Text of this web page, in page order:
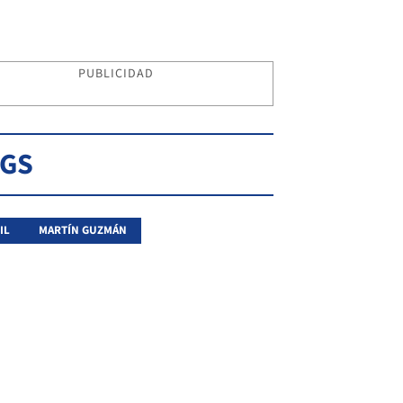
PUBLICIDAD
MARTÍN GUZMÁN